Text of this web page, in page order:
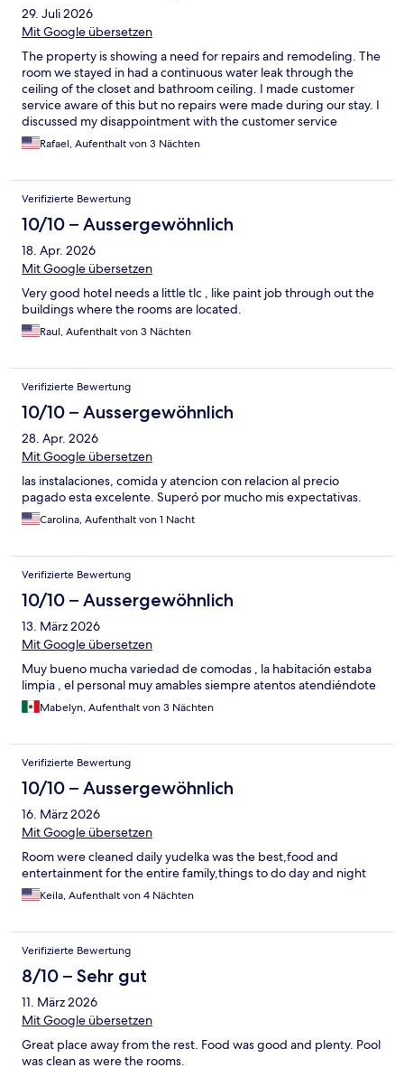
29. Juli 2026
Mit Google übersetzen
The property is showing a need for repairs and remodeling. The
room we stayed in had a continuous water leak through the
ceiling of the closet and bathroom ceiling. I made customer
service aware of this but no repairs were made during our stay. I
discussed my disappointment with the customer service
manager upon check out. I haven’t heard back yet.
Rafael, Aufenthalt von 3 Nächten
Verifizierte Bewertung
10/10 – Aussergewöhnlich
18. Apr. 2026
Mit Google übersetzen
Very good hotel needs a little tlc , like paint job through out the
buildings where the rooms are located.
Raul, Aufenthalt von 3 Nächten
Verifizierte Bewertung
10/10 – Aussergewöhnlich
28. Apr. 2026
Mit Google übersetzen
las instalaciones, comida y atencion con relacion al precio
pagado esta excelente. Superó por mucho mis expectativas.
Carolina, Aufenthalt von 1 Nacht
Verifizierte Bewertung
10/10 – Aussergewöhnlich
13. März 2026
Mit Google übersetzen
Muy bueno mucha variedad de comodas , la habitación estaba
limpia , el personal muy amables siempre atentos atendiéndote
Mabelyn, Aufenthalt von 3 Nächten
Verifizierte Bewertung
10/10 – Aussergewöhnlich
16. März 2026
Mit Google übersetzen
Room were cleaned daily yudelka was the best,food and
entertainment for the entire family,things to do day and night
Keila, Aufenthalt von 4 Nächten
Verifizierte Bewertung
8/10 – Sehr gut
11. März 2026
Mit Google übersetzen
Great place away from the rest. Food was good and plenty. Pool
was clean as were the rooms.